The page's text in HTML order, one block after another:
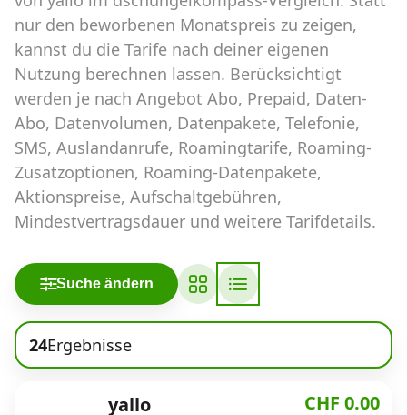
Abos für Tablets, Hotspots und Smart
Watches
Tarifrechner Handy-Abo
Der gute alte Tarifrechner im neuen Design
Infos
Alle Anbieter
Mobilfunknetz Schweiz
Roaming-Tarife abfragen
Handy-Abo-Aktionen
Handy-Abo kündigen oder
nur den beworbenen Monatspreis zu zeigen,
kannst du die Tarife nach deiner eigenen
Nutzung berechnen lassen. Berücksichtigt
werden je nach Angebot Abo, Prepaid, Daten-
Abo, Datenvolumen, Datenpakete, Telefonie,
SMS, Auslandanrufe, Roamingtarife, Roaming-
Zusatzoptionen, Roaming-Datenpakete,
Aktionspreise, Aufschaltgebühren,
Mindestvertragsdauer und weitere Tarifdetails.
Suche ändern
24Ergebnisse
yallo CHF 0.00